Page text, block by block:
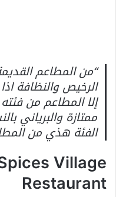
“من المطاعم
الرخيص والنظافة
إلا المطاعم من فئته
ممتازة والبرياني
الفئة هذي من
Village
Restaurant